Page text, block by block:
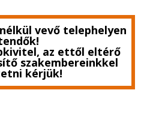
vevő telephelyen
az ettől eltérő
szakembereinkkel
kérjük!